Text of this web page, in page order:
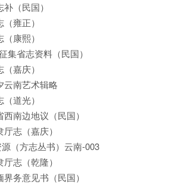
（民国）
雍正）
康熙）
省志资料（民国）
嘉庆）
南艺术辑略
道光）
边地议（民国）
（嘉庆）
（方志丛书）云南-003
（乾隆）
意见书（民国）